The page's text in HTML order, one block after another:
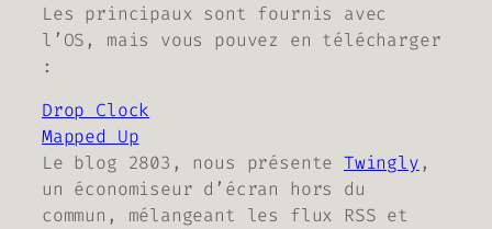
Les principaux sont fournis avec
l’OS, mais vous pouvez en télécharger
:
Drop Clock
Mapped Up
Le blog 2803, nous présente Twingly,
un économiseur d’écran hors du
commun, mélangeant les flux RSS et